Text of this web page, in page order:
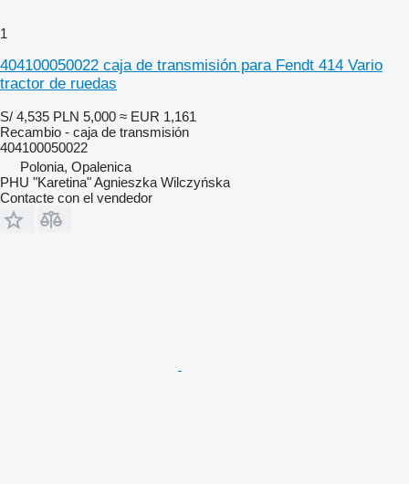
1
404100050022 caja de transmisión para Fendt 414 Vario
tractor de ruedas
S/ 4,535 PLN 5,000 ≈ EUR 1,161
Recambio - caja de transmisión
404100050022
Polonia, Opalenica
PHU "Karetina" Agnieszka Wilczyńska
Contacte con el vendedor